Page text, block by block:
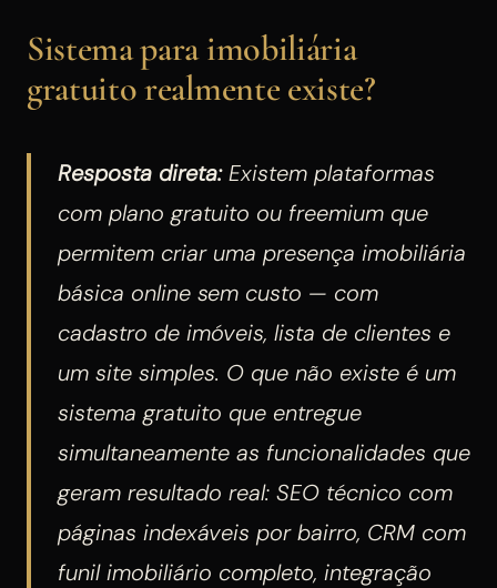
Sistema para imobiliária
gratuito realmente existe?
Resposta direta:Existem plataformas
com plano gratuito ou freemium que
permitem criar uma presença imobiliária
básica online sem custo — com
cadastro de imóveis, lista de clientes e
um site simples. O que não existe é um
sistema gratuito que entregue
simultaneamente as funcionalidades que
geram resultado real: SEO técnico com
páginas indexáveis por bairro, CRM com
funil imobiliário completo, integração